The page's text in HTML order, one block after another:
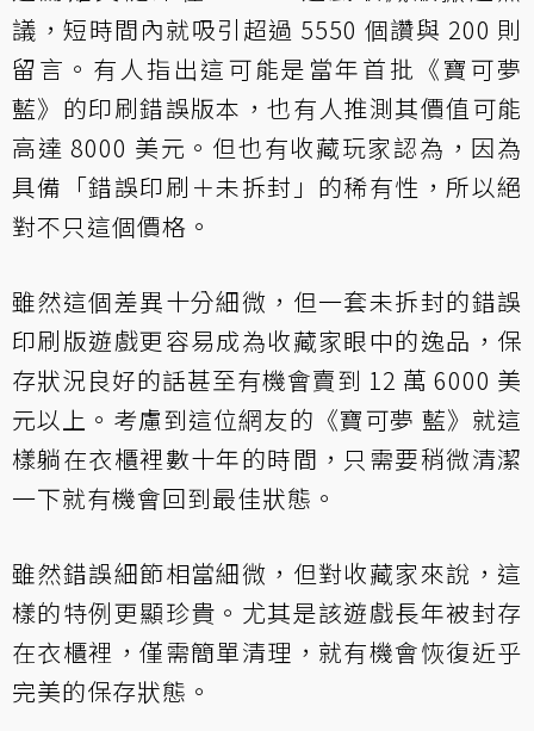
議，短時間內就吸引超過 5550 個讚與 200 則
留言。有人指出這可能是當年首批《寶可夢
藍》的印刷錯誤版本，也有人推測其價值可能
高達 8000 美元。但也有收藏玩家認為，因為
具備「錯誤印刷＋未拆封」的稀有性，所以絕
對不只這個價格。
雖然這個差異十分細微，但一套未拆封的錯誤
印刷版遊戲更容易成為收藏家眼中的逸品，保
存狀況良好的話甚至有機會賣到 12 萬 6000 美
元以上。考慮到這位網友的《寶可夢 藍》就這
樣躺在衣櫃裡數十年的時間，只需要稍微清潔
一下就有機會回到最佳狀態。
雖然錯誤細節相當細微，但對收藏家來說，這
樣的特例更顯珍貴。尤其是該遊戲長年被封存
在衣櫃裡，僅需簡單清理，就有機會恢復近乎
完美的保存狀態。